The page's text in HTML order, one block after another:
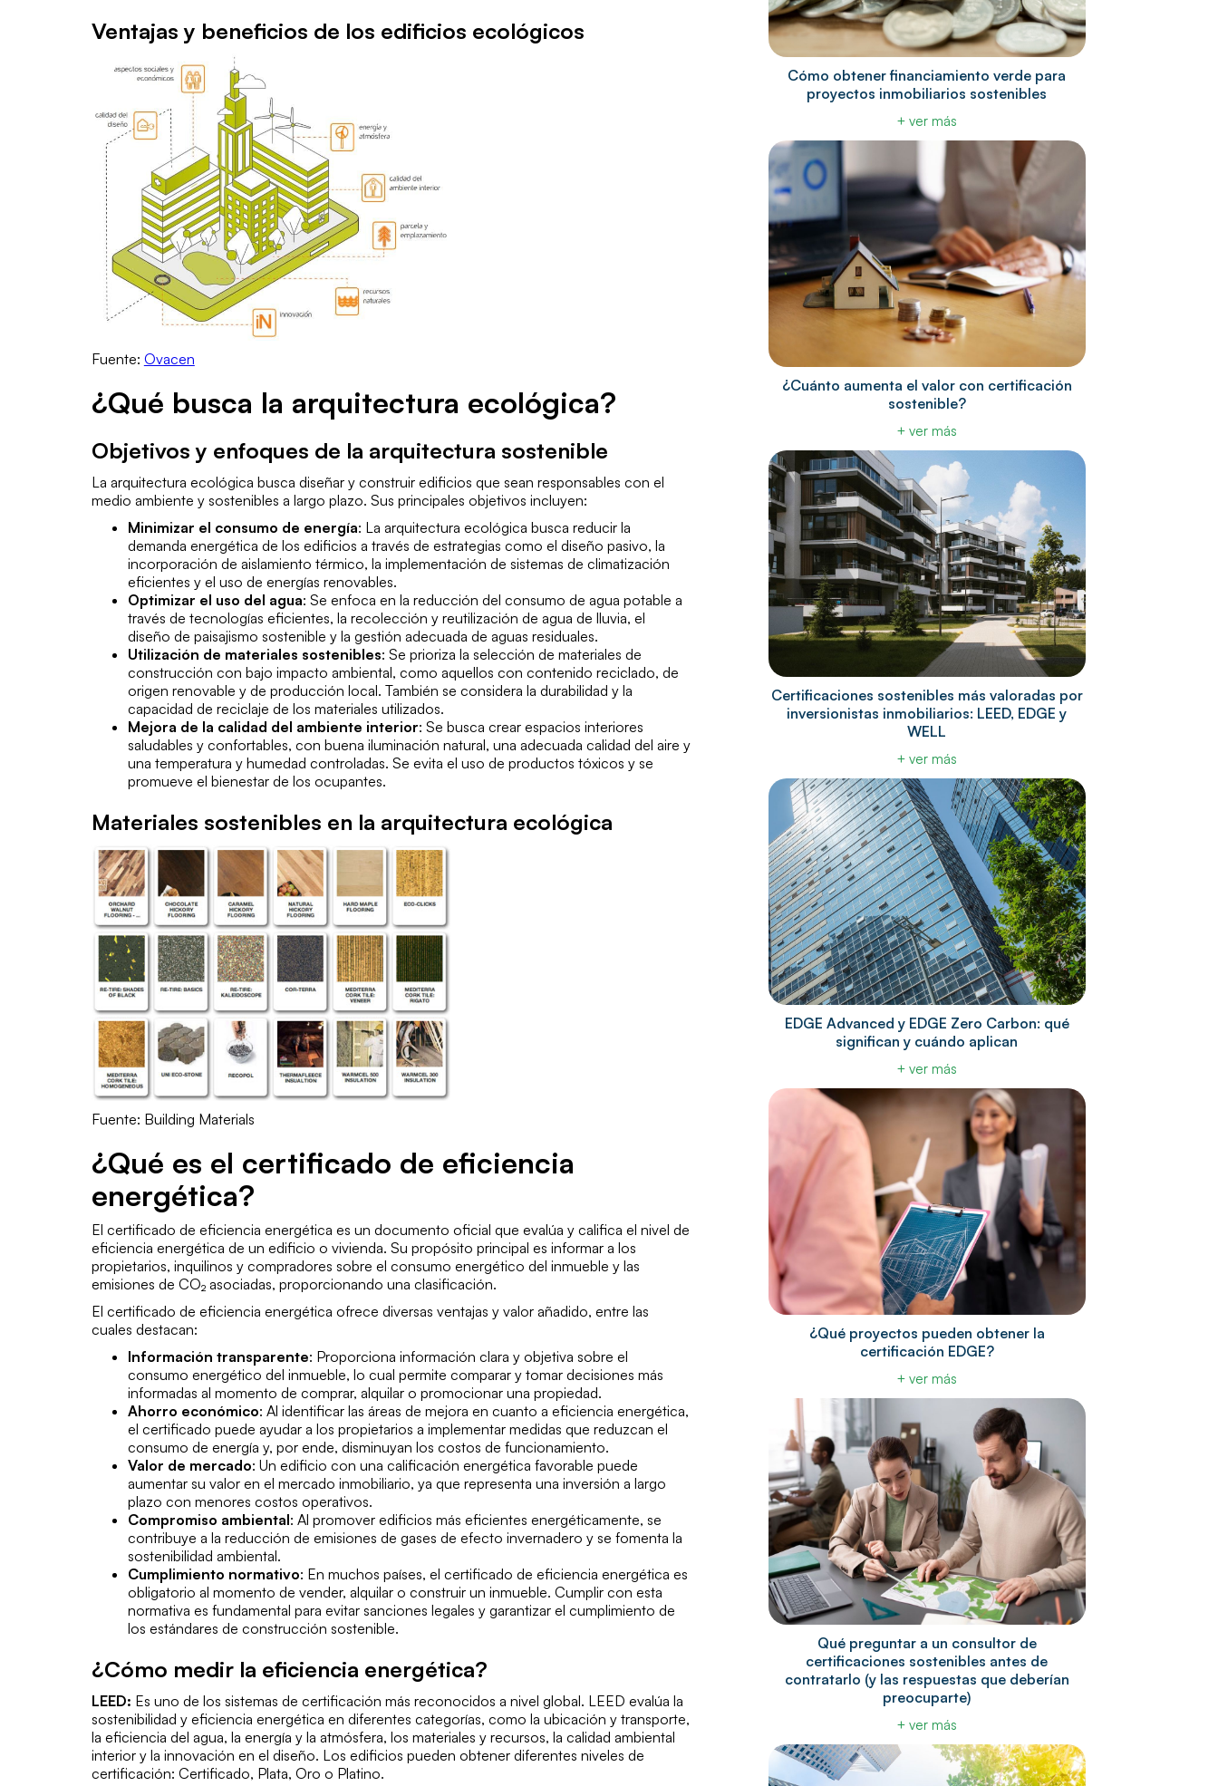
Ventajas y beneficios de los edificios ecológicos
Fuente: Ovacen
¿Qué busca la arquitectura ecológica?
Objetivos y enfoques de la arquitectura sostenible
La arquitectura ecológica busca diseñar y construir edificios que sean responsables con el
medio ambiente y sostenibles a largo plazo. Sus principales objetivos incluyen:
Minimizar el consumo de energía: La arquitectura ecológica busca reducir la
demanda energética de los edificios a través de estrategias como el diseño pasivo, la
incorporación de aislamiento térmico, la implementación de sistemas de climatización
eficientes y el uso de energías renovables.
Optimizar el uso del agua: Se enfoca en la reducción del consumo de agua potable a
través de tecnologías eficientes, la recolección y reutilización de agua de lluvia, el
diseño de paisajismo sostenible y la gestión adecuada de aguas residuales.
Utilización de materiales sostenibles: Se prioriza la selección de materiales de
construcción con bajo impacto ambiental, como aquellos con contenido reciclado, de
origen renovable y de producción local. También se considera la durabilidad y la
capacidad de reciclaje de los materiales utilizados.
Mejora de la calidad del ambiente interior: Se busca crear espacios interiores
saludables y confortables, con buena iluminación natural, una adecuada calidad del aire y
una temperatura y humedad controladas. Se evita el uso de productos tóxicos y se
promueve el bienestar de los ocupantes.
Materiales sostenibles en la arquitectura ecológica
Fuente: Building Materials
¿Qué es el certificado de eficiencia
energética?
El certificado de eficiencia energética es un documento oficial que evalúa y califica el nivel de
eficiencia energética de un edificio o vivienda. Su propósito principal es informar a los
propietarios, inquilinos y compradores sobre el consumo energético del inmueble y las
emisiones de CO₂ asociadas, proporcionando una clasificación.
El certificado de eficiencia energética ofrece diversas ventajas y valor añadido, entre las
cuales destacan:
Información transparente: Proporciona información clara y objetiva sobre el
consumo energético del inmueble, lo cual permite comparar y tomar decisiones más
informadas al momento de comprar, alquilar o promocionar una propiedad.
Ahorro económico: Al identificar las áreas de mejora en cuanto a eficiencia energética,
el certificado puede ayudar a los propietarios a implementar medidas que reduzcan el
consumo de energía y, por ende, disminuyan los costos de funcionamiento.
Valor de mercado: Un edificio con una calificación energética favorable puede
aumentar su valor en el mercado inmobiliario, ya que representa una inversión a largo
plazo con menores costos operativos.
Compromiso ambiental: Al promover edificios más eficientes energéticamente, se
contribuye a la reducción de emisiones de gases de efecto invernadero y se fomenta la
sostenibilidad ambiental.
Cumplimiento normativo: En muchos países, el certificado de eficiencia energética es
obligatorio al momento de vender, alquilar o construir un inmueble. Cumplir con esta
normativa es fundamental para evitar sanciones legales y garantizar el cumplimiento de
los estándares de construcción sostenible.
¿Cómo medir la eficiencia energética?
LEED: Es uno de los sistemas de certificación más reconocidos a nivel global. LEED evalúa la
sostenibilidad y eficiencia energética en diferentes categorías, como la ubicación y transporte,
la eficiencia del agua, la energía y la atmósfera, los materiales y recursos, la calidad ambiental
interior y la innovación en el diseño. Los edificios pueden obtener diferentes niveles de
certificación: Certificado, Plata, Oro o Platino.
Cómo obtener financiamiento verde para
proyectos inmobiliarios sostenibles
+ ver más
¿Cuánto aumenta el valor con certificación
sostenible?
+ ver más
Certificaciones sostenibles más valoradas por
inversionistas inmobiliarios: LEED, EDGE y
WELL
+ ver más
EDGE Advanced y EDGE Zero Carbon: qué
significan y cuándo aplican
+ ver más
¿Qué proyectos pueden obtener la
certificación EDGE?
+ ver más
Qué preguntar a un consultor de
certificaciones sostenibles antes de
contratarlo (y las respuestas que deberían
preocuparte)
+ ver más